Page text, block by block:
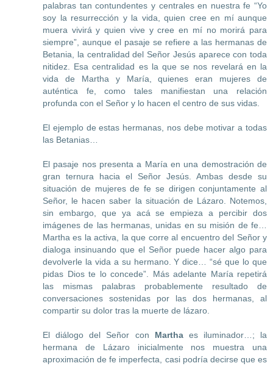
palabras tan contundentes y centrales en nuestra fe “Yo
soy la resurrección y la vida, quien cree en mí aunque
muera vivirá y quien vive y cree en mí no morirá para
siempre”, aunque el pasaje se refiere a las hermanas de
Betania, la centralidad del Señor Jesús aparece con toda
nitidez. Esa centralidad es la que se nos revelará en la
vida de Martha y María, quienes eran mujeres de
auténtica fe, como tales manifiestan una relación
profunda con el Señor y lo hacen el centro de sus vidas.
El ejemplo de estas hermanas, nos debe motivar a todas
las Betanias…
El pasaje nos presenta a María en una demostración de
gran ternura hacia el Señor Jesús. Ambas desde su
situación de mujeres de fe se dirigen conjuntamente al
Señor, le hacen saber la situación de Lázaro. Notemos,
sin embargo, que ya acá se empieza a percibir dos
imágenes de las hermanas, unidas en su misión de fe…
Martha es la activa, la que corre al encuentro del Señor y
dialoga insinuando que el Señor puede hacer algo para
devolverle la vida a su hermano. Y dice… “sé que lo que
pidas Dios te lo concede”. Más adelante María repetirá
las mismas palabras probablemente resultado de
conversaciones sostenidas por las dos hermanas, al
compartir su dolor tras la muerte de lázaro.
El diálogo del Señor con Martha es iluminador…; la
hermana de Lázaro inicialmente nos muestra una
aproximación de fe imperfecta, casi podría decirse que es